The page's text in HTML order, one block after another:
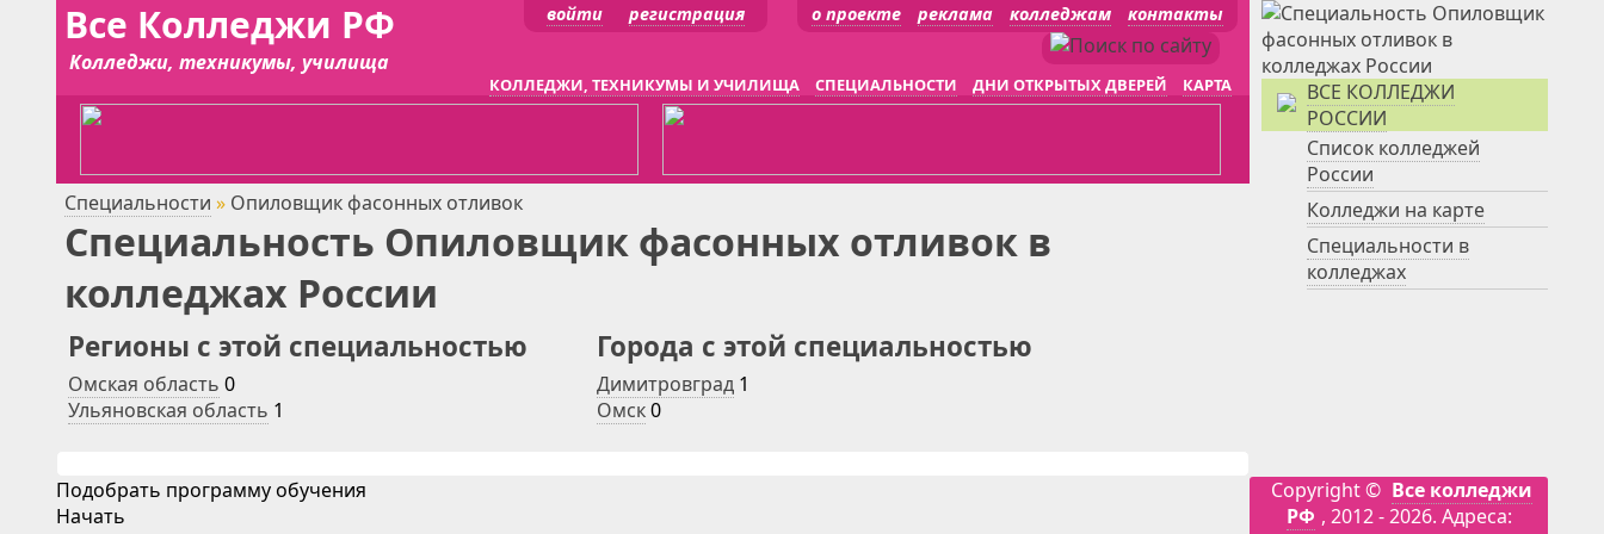
Все Колледжи РФ
Колледжи, техникумы, училища
о проекте реклама колледжам контакты
войти регистрация
КОЛЛЕДЖИ, ТЕХНИКУМЫ И УЧИЛИЩА СПЕЦИАЛЬНОСТИ ДНИ ОТКРЫТЫХ ДВЕРЕЙ КАРТА
Специальности » Опиловщик фасонных отливок
Специальность Опиловщик фасонных отливок в
колледжах России
Регионы с этой специальностью
Омская область 0
Ульяновская область 1
Города с этой специальностью
Димитровград 1
Омск0
ВСЕ КОЛЛЕДЖИ
РОССИИ
Список колледжей
России
Колледжи на карте
Специальности в
колледжах
Подобрать программу обучения
Начать
Copyright © Все колледжи
РФ , 2012 - 2026. Адреса: